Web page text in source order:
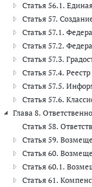
Статья 56.1.
Статья 57.
Статья 57.1.
Статья 57.2.
Статья 57.3.
Статья 57.4.
Статья 57.5.
Статья 57.6.
Глава 8.
Статья 58.
Статья 59.
Статья 60.
Статья 60.1.
Статья 61.